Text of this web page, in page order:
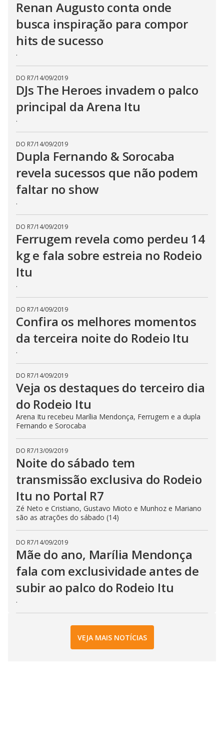
Renan Augusto conta onde
busca inspiração para compor
hits de sucesso
.
DO R7/14/09/2019
DJs The Heroes invadem o palco
principal da Arena Itu
.
DO R7/14/09/2019
Dupla Fernando & Sorocaba
revela sucessos que não podem
faltar no show
.
DO R7/14/09/2019
Ferrugem revela como perdeu 14
kg e fala sobre estreia no Rodeio
Itu
.
DO R7/14/09/2019
Confira os melhores momentos
da terceira noite do Rodeio Itu
.
DO R7/14/09/2019
Veja os destaques do terceiro dia
do Rodeio Itu
Arena Itu recebeu Marília Mendonça, Ferrugem e a dupla
Fernando e Sorocaba
DO R7/13/09/2019
Noite do sábado tem
transmissão exclusiva do Rodeio
Itu no Portal R7
Zé Neto e Cristiano, Gustavo Mioto e Munhoz e Mariano
são as atrações do sábado (14)
DO R7/14/09/2019
Mãe do ano, Marília Mendonça
fala com exclusividade antes de
subir ao palco do Rodeio Itu
.
VEJA MAIS NOTÍCIAS